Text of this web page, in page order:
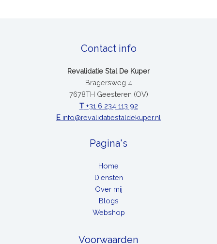
Contact info
Revalidatie Stal De Kuper
Bragersweg 4
7678TH Geesteren (OV)
T+31 6 234 113 92
E info@revalidatiestaldekuper.nl
Pagina's
Home
Diensten
Over mij
Blogs
Webshop
Voorwaarden